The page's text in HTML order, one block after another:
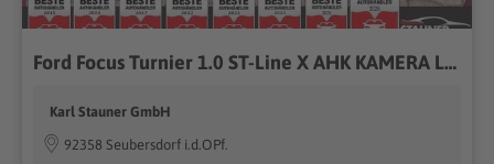
Ford Focus Turnier 1.0 ST-Line X AHK KAMERA LED SHZ
Karl Stauner GmbH
92358 Seubersdorf i.d.OPf.